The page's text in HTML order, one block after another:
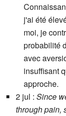
j'ai été
moi, je
probabilité
avec
insuffisant
approche.
2 jul : Since
through pain,